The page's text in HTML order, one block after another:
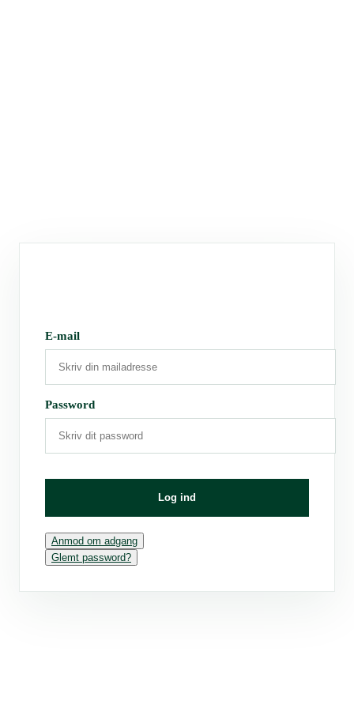
E-mail
Password
Log ind
Anmod om adgang
Glemt password?